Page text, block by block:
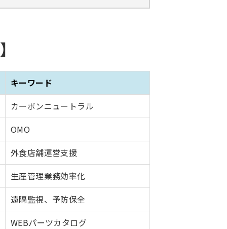
キーワード
カーボンニュートラル
OMO
外食店舗運営支援
生産管理業務効率化
遠隔監視、予防保全
WEBパーツカタログ